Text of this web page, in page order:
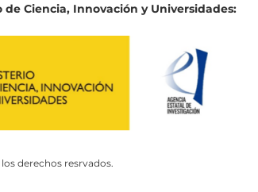
Ciencia, Innovación y Universidades:
derechos resrvados.